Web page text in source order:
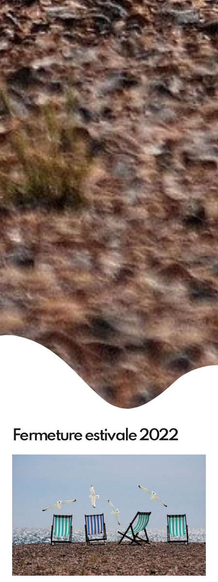
Fermeture estivale 2022